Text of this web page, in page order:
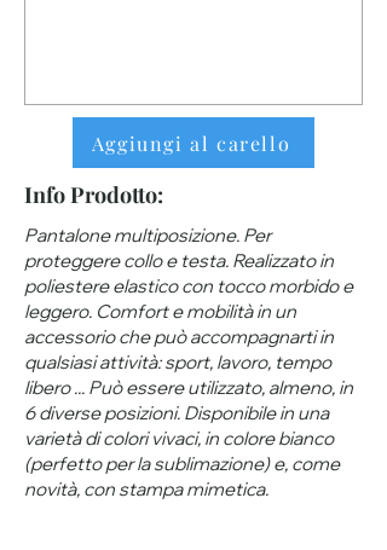
Aggiungi al carello
Info Prodotto:
Pantalone multiposizione. Per
proteggere collo e testa. Realizzato in
poliestere elastico con tocco morbido e
leggero. Comfort e mobilità in un
accessorio che può accompagnarti in
qualsiasi attività: sport, lavoro, tempo
libero ... Può essere utilizzato, almeno, in
6 diverse posizioni. Disponibile in una
varietà di colori vivaci, in colore bianco
(perfetto per la sublimazione) e, come
novità, con stampa mimetica.